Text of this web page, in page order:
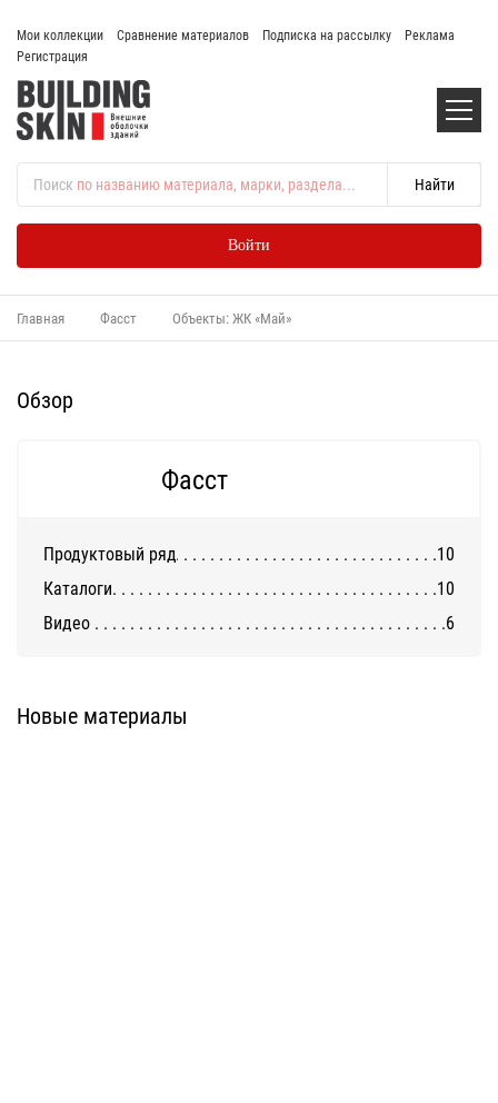
Мои коллекции Сравнение материалов Подписка на рассылку
Реклама
Регистрация
Поиск по названию материала, марки, раздела...
Войти
Главная Фасст Объекты: ЖК «Май»
Обзор
Фасст
Продуктовый ряд
10
Каталоги
10
Видео
6
Новые материалы